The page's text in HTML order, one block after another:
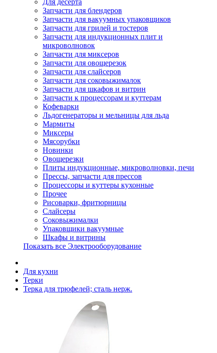
Для десерта
Запчасти для блендеров
Запчасти для вакуумных упаковщиков
Запчасти для грилей и тостеров
Запчасти для индукционных плит и
микроволновок
Запчасти для миксеров
Запчасти для овощерезок
Запчасти для слайсеров
Запчасти для соковыжималок
Запчасти для шкафов и витрин
Запчасти к процессорам и куттерам
Кофеварки
Льдогенераторы и мельницы для льда
Мармиты
Миксеры
Мясорубки
Новинки
Овощерезки
Плиты индукционные, микроволновки, печи
Прессы, запчасти для прессов
Процессоры и куттеры кухонные
Прочее
Рисоварки, фритюрницы
Слайсеры
Соковыжималки
Упаковщики вакуумные
Шкафы и витрины
Показать все Электрооборудование
Для кухни
Терки
Терка для трюфелей; сталь нерж.